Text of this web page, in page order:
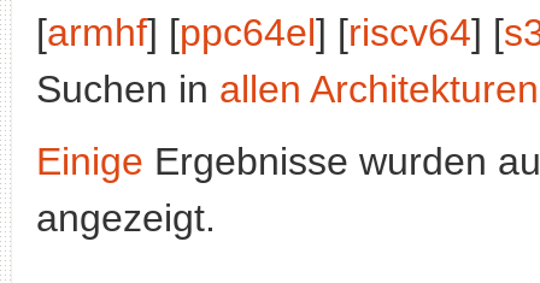
[armhf] [ppc64el] [riscv64] [
Suchen in allen Architekturen
Einige Ergebnisse wurden
angezeigt.